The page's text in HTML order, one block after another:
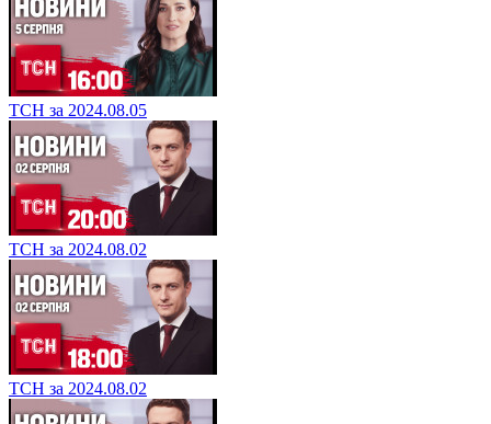
ТСН за 2024.08.05
ТСН за 2024.08.02
ТСН за 2024.08.02